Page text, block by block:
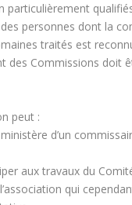
particulièrement
des personnes dont la
traités est
des Commissions doit
peut :
d’un
aux travaux du
qui